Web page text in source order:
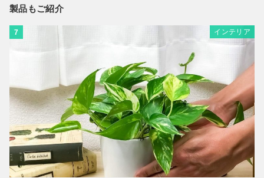
製品もご紹介
7 インテリア